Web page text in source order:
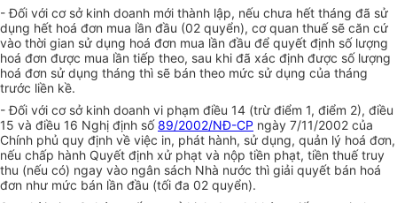
- Đối với cơ sở kinh doanh mới thành lập, nếu chưa hết tháng đã sử
dụng hết hoá đơn mua lần đầu (02 quyển), cơ quan thuế sẽ căn cứ
vào thời gian sử dụng hoá đơn mua lần đầu để quyết định số lượng
hoá đơn được mua lần tiếp theo, sau khi đã xác định được số lượng
hoá đơn sử dụng tháng thì sẽ bán theo mức sử dụng của tháng
trước liền kề.
- Đối với cơ sở kinh doanh vi phạm điều 14 (trừ điểm 1, điểm 2), điều
15 và điều 16 Nghị định số89/2002/NĐ-CP ngày 7/11/2002 của
Chính phủ quy định về việc in, phát hành, sử dụng, quản lý hoá đơn,
nếu chấp hành Quyết định xử phạt và nộp tiền phạt, tiền thuế truy
thu (nếu có) ngay vào ngân sách Nhà nước thì giải quyết bán hoá
đơn như mức bán lần đầu (tối đa 02 quyển).